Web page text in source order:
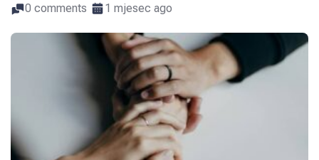
0 comments 1 mjesec ago